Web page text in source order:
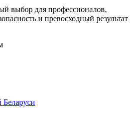
выбор для профессионалов,
и превосходный результат
Беларуси